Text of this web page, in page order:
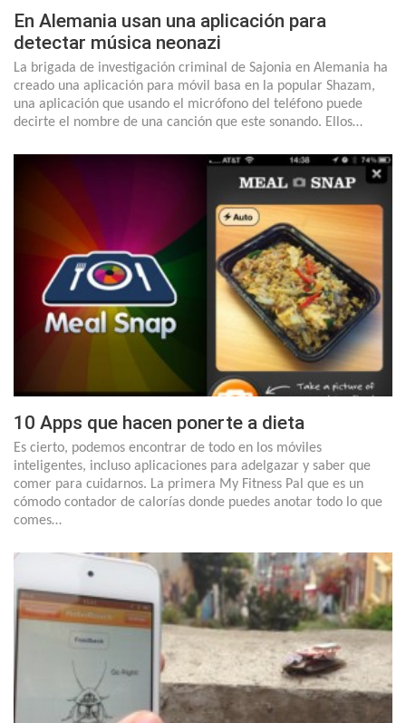
En Alemania usan una aplicación para
detectar música neonazi
La brigada de investigación criminal de Sajonia en Alemania ha
creado una aplicación para móvil basa en la popular Shazam,
una aplicación que usando el micrófono del teléfono puede
decirte el nombre de una canción que este sonando. Ellos…
10 Apps que hacen ponerte a dieta
Es cierto, podemos encontrar de todo en los móviles
inteligentes, incluso aplicaciones para adelgazar y saber que
comer para cuidarnos. La primera My Fitness Pal que es un
cómodo contador de calorías donde puedes anotar todo lo que
comes…